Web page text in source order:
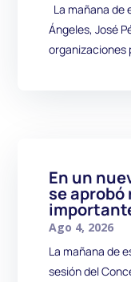
La mañana de
Ángeles, José
organizaciones
En un
se aprobó
Ago 4, 2026
La mañana de
sesión del